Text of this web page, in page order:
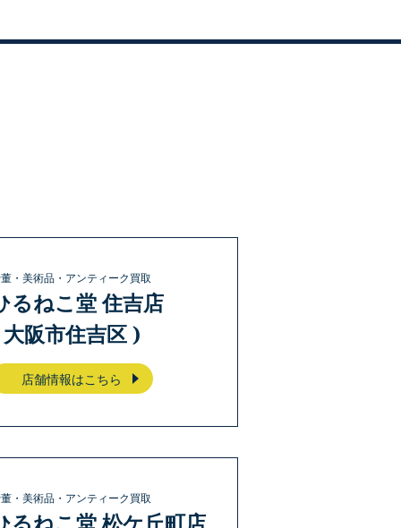
・美術品・アンティーク買取
るねこ堂 住吉店
阪市住吉区 )
店舗情報はこちら
・美術品・アンティーク買取